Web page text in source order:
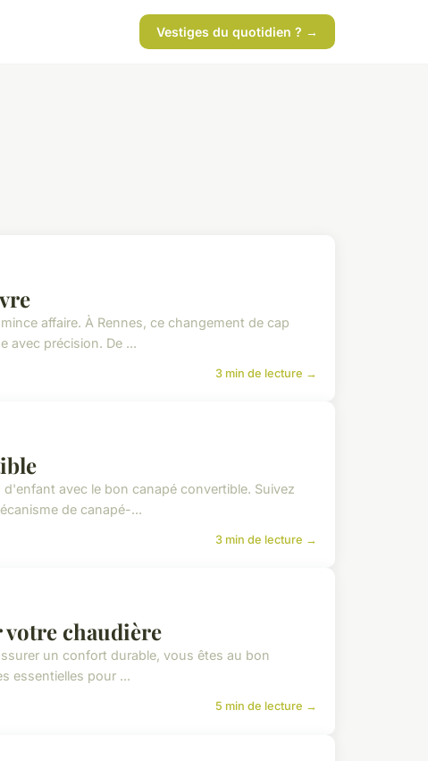
Vestiges du quotidien ? →
affaire. À Rennes, ce changement de cap
avec précision. De ...
3 min de lecture →
avec le bon canapé convertible. Suivez
de canapé-...
3 min de lecture →
chaudière
un confort durable, vous êtes au bon
essentielles pour ...
5 min de lecture →